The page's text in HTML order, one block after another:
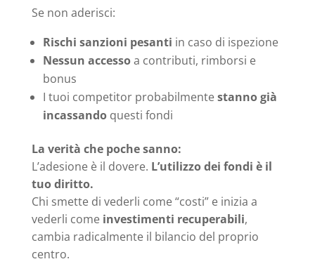
Se non aderisci:
Rischi sanzioni pesanti in caso di ispezione
Nessun accessoa contributi, rimborsi e
bonus
I tuoi competitor probabilmentestanno già
incassandoquesti fondi
La verità che poche sanno:
L’adesione è il dovere. L’utilizzo dei fondi è il
tuo diritto.
Chi smette di vederli come “costi” e inizia a
vederli come investimenti recuperabili,
cambia radicalmente il bilancio del proprio
centro.